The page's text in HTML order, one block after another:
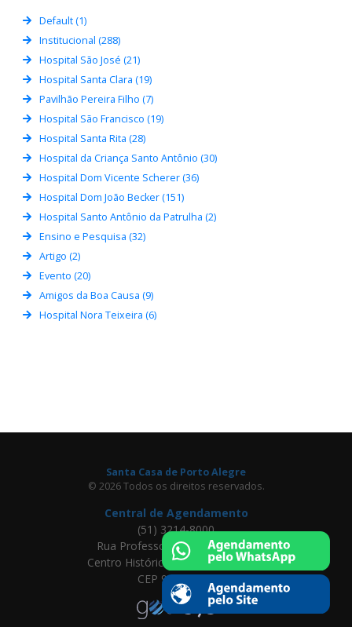
Default (1)
Institucional (288)
Hospital São José (21)
Hospital Santa Clara (19)
Pavilhão Pereira Filho (7)
Hospital São Francisco (19)
Hospital Santa Rita (28)
Hospital da Criança Santo Antônio (30)
Hospital Dom Vicente Scherer (36)
Hospital Dom João Becker (151)
Hospital Santo Antônio da Patrulha (2)
Ensino e Pesquisa (32)
Artigo (2)
Evento (20)
Amigos da Boa Causa (9)
Hospital Nora Teixeira (6)
Santa Casa de Porto Alegre
© 2026 Todos os direitos reservados.
Central de Agendamento
(51) 3214-8000
Rua Professor Annes Dias, 295
Centro Histórico, Porto Alegre - RS
CEP 90020-090